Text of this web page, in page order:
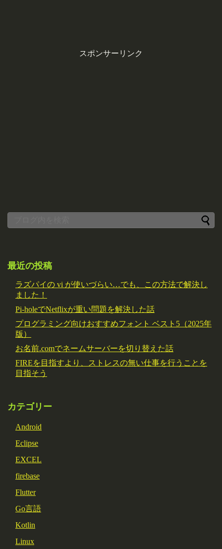
スポンサーリンク
最近の投稿
ラズパイの vi が使いづらい…でも、この方法で解決し
ました！
Pi-holeでNetflixが重い問題を解決した話
プログラミング向けおすすめフォント ベスト5（2025年
版）
お名前.comでネームサーバーを切り替えた話
FIREを目指すより、ストレスの無い仕事を行うことを
目指そう
カテゴリー
Android
Eclipse
EXCEL
firebase
Flutter
Go言語
Kotlin
Linux